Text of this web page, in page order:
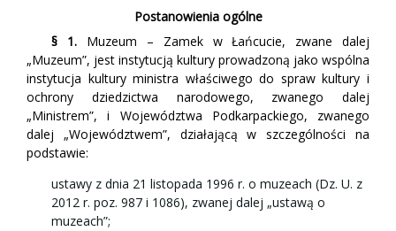
Postanowienia ogólne
§ 1. Muzeum – Zamek w Łańcucie, zwane dalej
„Muzeum”, jest instytucją kultury prowadzoną jako wspólna
instytucja kultury ministra właściwego do spraw kultury i
ochrony dziedzictwa narodowego, zwanego dalej
„Ministrem”, i Województwa Podkarpackiego, zwanego
dalej „Województwem”, działającą w szczególności na
podstawie:
ustawy z dnia 21 listopada 1996 r. o muzeach (Dz. U. z
2012 r. poz. 987 i 1086), zwanej dalej „ustawą o
muzeach”;